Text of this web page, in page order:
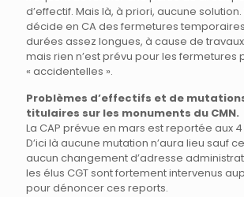
d’effectif. Mais là, à priori, aucune solution.
décide en CA des fermetures
durées assez longues, à cause de
mais rien n’est prévu pour les fermetures
« accidentelles ».
Problèmes d’effectifs et de
titulaires sur les monuments du CMN.
La CAP prévue en mars est reportée aux 4
D’ici là aucune mutation n’aura lieu sauf
aucun changement d’adresse
les élus CGT sont fortement intervenus
pour dénoncer ces reports.